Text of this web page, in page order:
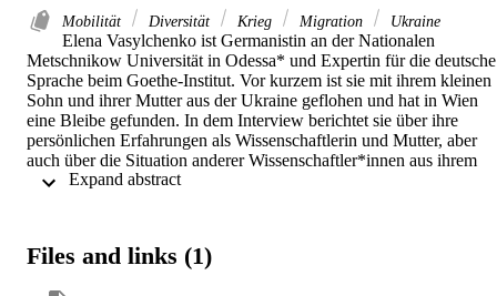
Mobilität Diversität Krieg Migration Ukraine
Elena Vasylchenko ist Germanistin an der Nationalen
Metschnikow Universität in Odessa* und Expertin für die deutsche
Sprache beim Goethe-Institut. Vor kurzem ist sie mit ihrem kleinen
Sohn und ihrer Mutter aus der Ukraine geflohen und hat in Wien
eine Bleibe gefunden. In dem Interview berichtet sie über ihre
persönlichen Erfahrungen als Wissenschaftlerin und Mutter, aber
auch über die Situation anderer Wissenschaftler*innen aus ihrem
Land.
*Odessa (russische Schreibweise) / Odesa (ukrainische
Files and links (1)